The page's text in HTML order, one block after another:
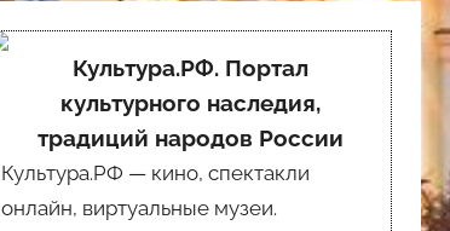
Культура.РФ. Портал
культурного наследия,
традиций народов России
Культура.РФ — кино, спектакли
онлайн, виртуальные музеи.